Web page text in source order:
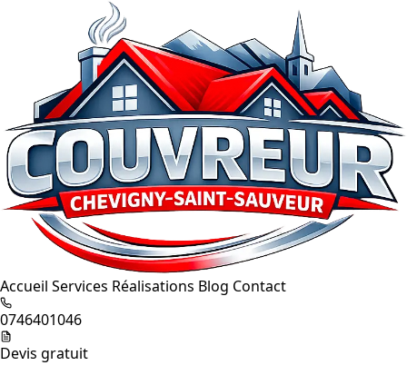
Accueil Services Réalisations Blog Contact
0746401046
Devis gratuit